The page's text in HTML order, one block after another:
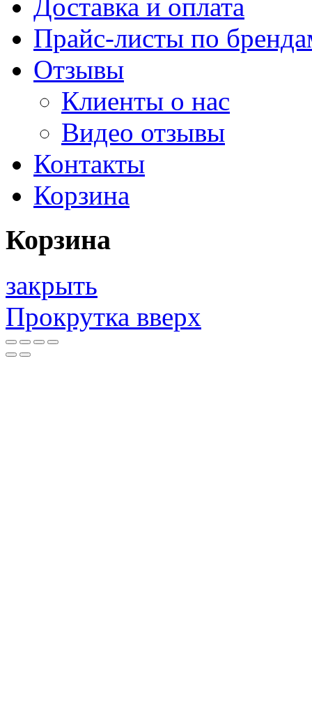
Доставка и оплата
Прайс-листы по
Отзывы
Клиенты о нас
Видео отзывы
Контакты
Корзина
Корзина
закрыть
Прокрутка вверх